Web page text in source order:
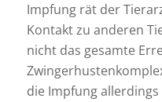
Impfung rät der
Kontakt zu anderen
nicht das gesamte
die Impfung